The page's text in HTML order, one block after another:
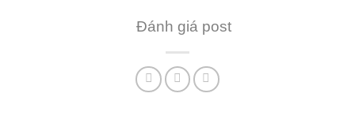
Đánh giá post